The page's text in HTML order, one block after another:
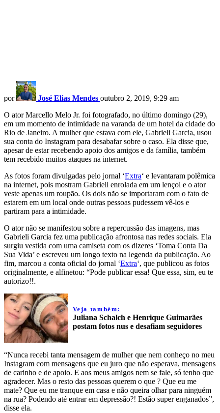
por José Elias Mendes outubro 2, 2019, 9:29 am
O ator Marcello Melo Jr. foi fotografado, no último domingo (29),
em um momento de intimidade na varanda de um hotel da cidade do
Rio de Janeiro. A mulher que estava com ele, Gabrieli Garcia, usou
sua conta do Instagram para desabafar sobre o caso. Ela disse que,
apesar de estar recebendo apoio dos amigos e da família, também
tem recebido muitos ataques na internet.
As fotos foram divulgadas pelo jornal ‘Extra‘ e levantaram polêmica
na internet, pois mostram Gabrieli enrolada em um lençol e o ator
veste apenas um roupão. Os dois não se importaram com o fato de
estarem em um local onde outras pessoas pudessem vê-los e
partiram para a intimidade.
O ator não se manifestou sobre a repercussão das imagens, mas
Gabrieli Garcia fez uma publicação afrontosa nas redes sociais. Ela
surgiu vestida com uma camiseta com os dizeres ‘Toma Conta Da
Sua Vida’ e escreveu um longo texto na legenda da publicação. Ao
fim, marcou a conta oficial do jornal ‘Extra‘, que publicou as fotos
originalmente, e alfinetou: “Pode publicar essa! Que essa, sim, eu te
autorizo!!.
Veja também:
Juliana Schalch e Henrique Guimarães
postam fotos nus e desafiam seguidores
“Nunca recebi tanta mensagem de mulher que nem conheço no meu
Instagram com mensagens que eu juro que não esperava, mensagens
de carinho e de apoio. E aos meus amigos nem se fale, só tenho que
agradecer. Mas o resto das pessoas querem o que ? Que eu me
mate? Que eu me tranque em casa e não queira olhar para ninguém
na rua? Podendo até entrar em depressão?! Estão super enganados”,
disse ela.